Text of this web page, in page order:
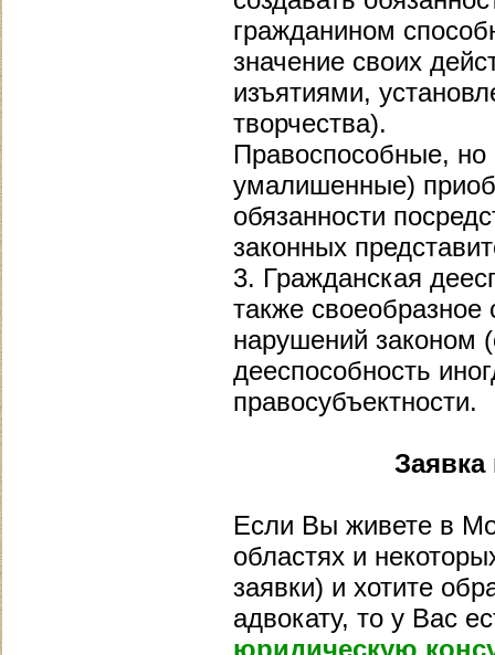
гражданином
значение своих
изъятиями,
творчества).
Правоспособные,
умалишенные)
обязанности
законных
3. Гражданская
также
нарушений законом
дееспособность
правосубъектности.
Если Вы живете в
областях и
заявки) и хотите
адвокату, то у Вас
юридическую